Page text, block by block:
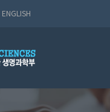
ENGLISH